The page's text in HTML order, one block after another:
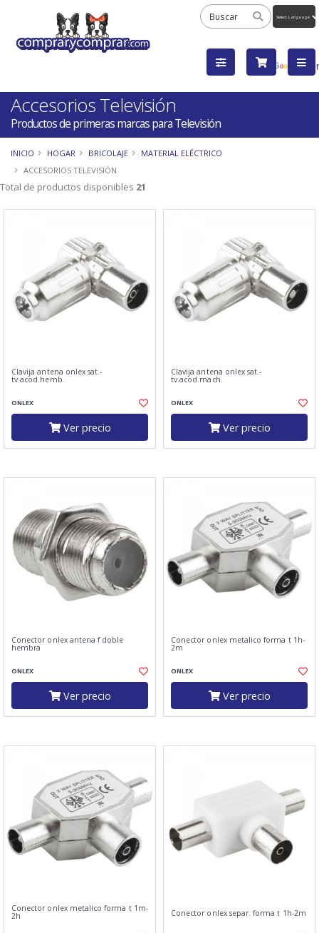
by
Accesorios Televisión
Productos de primeras marcas para Televisión
INICIO HOGAR BRICOLAJE
MATERIAL ELÉCTRICO
ACCESORIOS TELEVISIÓN
Total de productos disponibles 21
Clavija antena onlex sat.-
tv.acod.hemb.
ONLEX
Ver precio
Clavija antena onlex sat.-
tv.acod.mach.
ONLEX
Ver precio
Conector onlex antena f doble
hembra
ONLEX
Ver precio
Conector onlex metalico forma t 1h-
2m
ONLEX
Ver precio
Conector onlex metalico forma t 1m-
2h Conector onlex separ. forma t 1h-2m